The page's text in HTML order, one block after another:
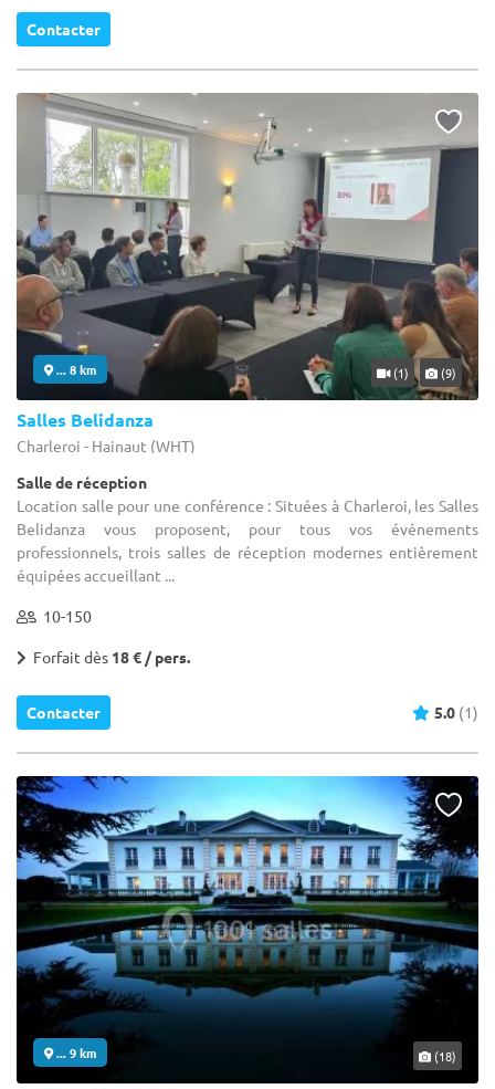
Contacter
... 8 km (1) (9)
Salles Belidanza
Charleroi - Hainaut (WHT)
Salle de réception
Location salle pour une conférence : Situées à Charleroi, les Salles
Belidanza vous proposent, pour tous vos événements
professionnels, trois salles de réception modernes entièrement
équipées accueillant ...
10-150
Forfait dès 18 € / pers.
Contacter 5.0 (1)
... 9 km (18)